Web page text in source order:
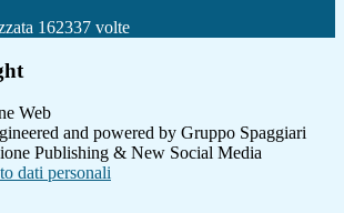
162337 volte
and powered by Gruppo Spaggiari
Publishing & New Social Media
dati personali